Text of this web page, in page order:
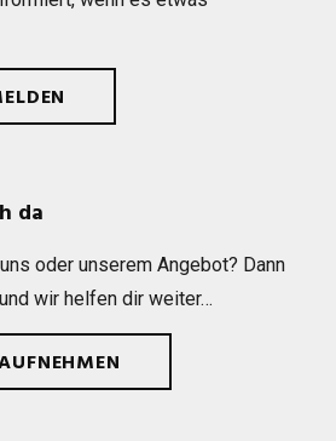
da
oder unse­rem Ange­bot? Dann
wir hel­fen dir weiter…